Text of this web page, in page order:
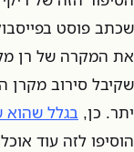
שכתב פוסט
את המקרה של רן
שקיבל סירוב מקרן
יתר. כן, בגלל שהוא
הוסיפו לזה עוד